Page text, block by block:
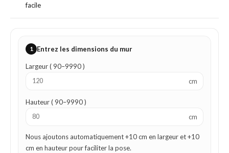
facile
1 Entrez les dimensions du mur
Largeur ( 90–9990 )
cm
Hauteur ( 90–9990 )
cm
Nous ajoutons automatiquement +10 cm en largeur et +10
cm en hauteur pour faciliter la pose.